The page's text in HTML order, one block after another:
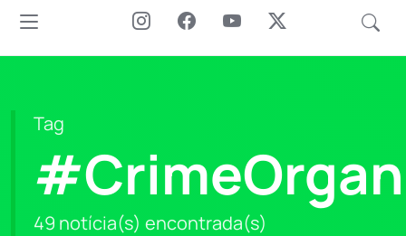
Tag
49 notícia(s) encontrada(s)